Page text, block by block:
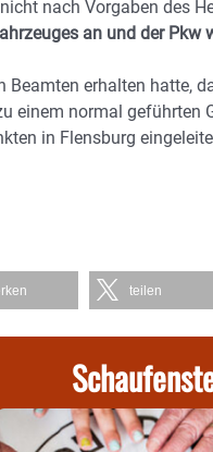
nach Vorgaben des
an und der
erhalten hatte,
einem normal geführten
in Flensburg
teilen